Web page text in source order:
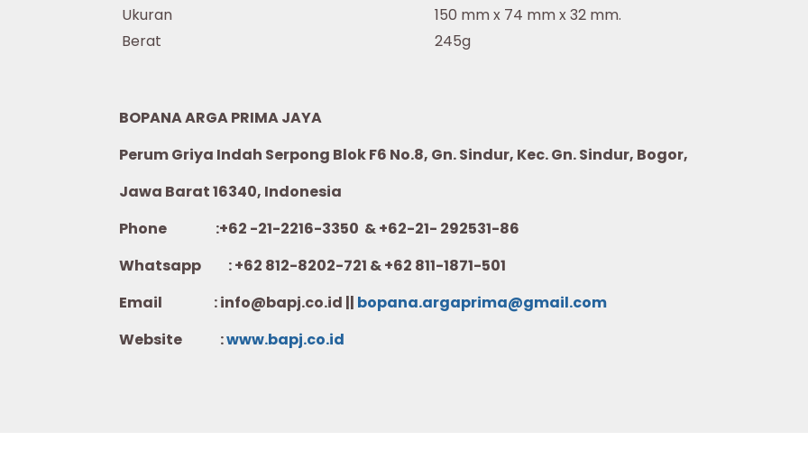
Ukuran
150 mm x 74 mm x 32 mm.
Berat
245g
BOPANA ARGA PRIMA JAYA
Perum Griya Indah Serpong Blok F6 No.8, Gn. Sindur, Kec. Gn. Sindur, Bogor,
Jawa Barat 16340, Indonesia
Phone :+62 -21-2216-3350 & +62-21- 292531-86
Whatsapp :+62 812-8202-721 & +62 811-1871-501
Email : info@bapj.co.id || bopana.argaprima@gmail.com
Website :www.bapj.co.id